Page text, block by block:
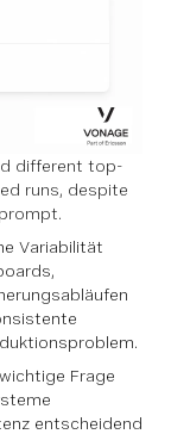
different top-
runs, despite
Variabilität
Frage
entscheidend